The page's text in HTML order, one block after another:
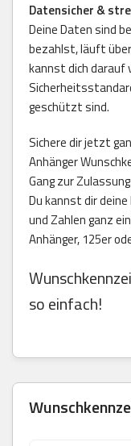
Datensicher &
Deine Daten sind
bezahlst, läuft
kannst dich darauf
geschützt sind.
Sichere dir jetzt
Anhänger
Gang zur
Du kannst dir
und Zahlen ganz
Anhänger, 125er
so einfach!